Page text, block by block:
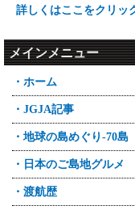
詳しくはここをクリッ
メインメニュー
・ホーム
・JGJA記事
・地球の島めぐり-70島
・日本のご島地グルメ
・渡航歴